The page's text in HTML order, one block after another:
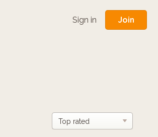
Sign in Join